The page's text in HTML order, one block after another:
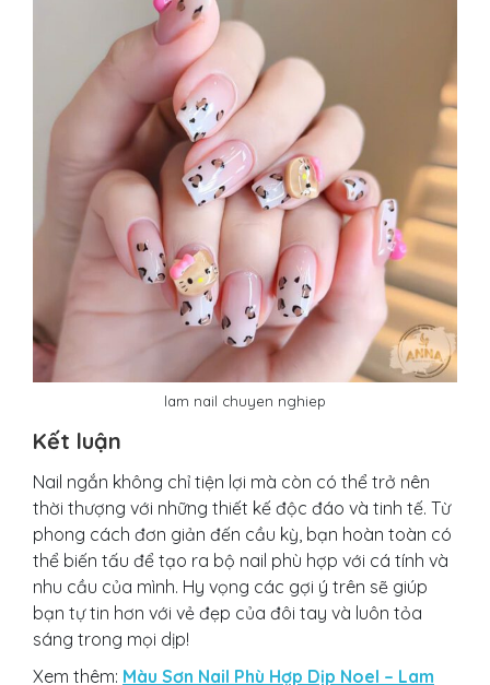
lam nail chuyen nghiep
Kết luận
Nail ngắn không chỉ tiện lợi mà còn có thể trở nên
thời thượng với những thiết kế độc đáo và tinh tế. Từ
phong cách đơn giản đến cầu kỳ, bạn hoàn toàn có
thể biến tấu để tạo ra bộ nail phù hợp với cá tính và
nhu cầu của mình. Hy vọng các gợi ý trên sẽ giúp
bạn tự tin hơn với vẻ đẹp của đôi tay và luôn tỏa
sáng trong mọi dịp!
Xem thêm: Màu Sơn Nail Phù Hợp Dịp Noel – Lam